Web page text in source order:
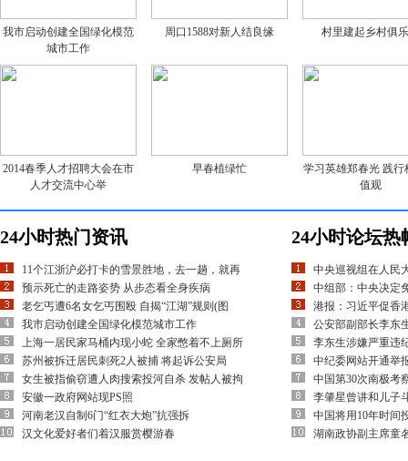
我市启动创建全国绿化模范
城市工作
周口1588对新人结良缘 村里建起乡村俱
2014春季人才招聘大会在市
人才交流中心举
早春植绿忙
学习英雄郑春光 践行
值观
24小时热门资讯
11个江浙沪必打卡的雪景胜地，去一趟，就再
预示死亡的走路姿势 从步态看全身疾病
老乞丐遭6名女乞丐围殴 自揭“江湖”规则(图
我市启动创建全国绿化模范城市工作
上海一居民家马桶内现小蛇 全家憋着不上厕所
苏州被拆迁居民刺死2人被捕 将起诉公安局
女生被指偷窃遭人肉搜索投河自杀 发帖人被拘
安徽一政府网站现PS照
河南老汉自制6门“红衣大炮”抗强拆
汉文化爱好者们着汉服赏樱游春
24小时论坛热
中央巡视组在人民
中组部：中央决定
港报：习近平促香
公安部副部长李东
李东生涉嫌严重违
中纪委网站开通举
中国第30次南极考
李肇星曾讲和儿子
中国将用10年时间
湖南政协副主席童